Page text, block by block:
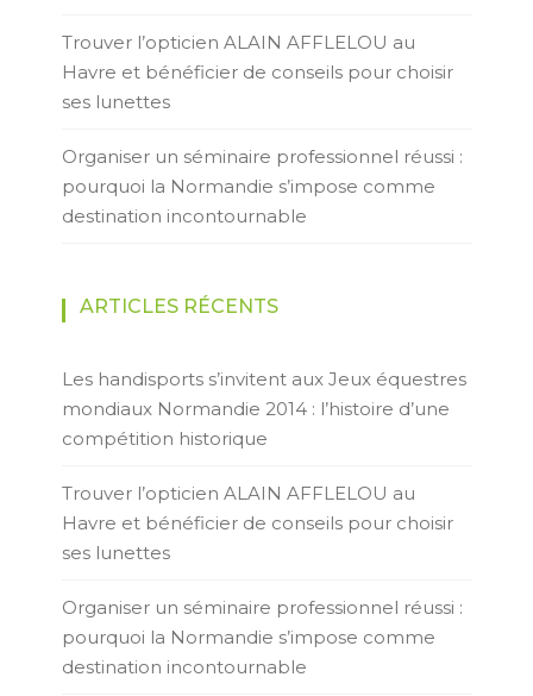
Trouver l’opticien ALAIN AFFLELOU au
Havre et bénéficier de conseils pour choisir
ses lunettes
Organiser un séminaire professionnel réussi :
pourquoi la Normandie s’impose comme
destination incontournable
ARTICLES RÉCENTS
Les handisports s’invitent aux Jeux équestres
mondiaux Normandie 2014 : l’histoire d’une
compétition historique
Trouver l’opticien ALAIN AFFLELOU au
Havre et bénéficier de conseils pour choisir
ses lunettes
Organiser un séminaire professionnel réussi :
pourquoi la Normandie s’impose comme
destination incontournable